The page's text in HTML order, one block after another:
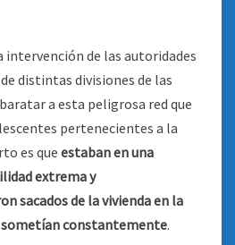
intervención de las autoridades
distintas divisiones de las
a esta peligrosa red que
pertenecientes a la
es que estaban en una
extrema y
sacados de la vivienda en la
constantemente.